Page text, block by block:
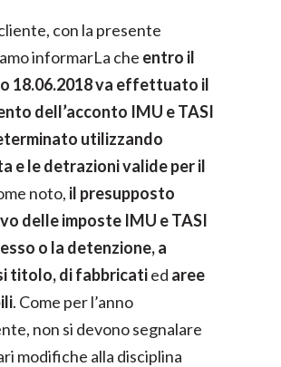
con la presente
informarLa che entro il
18.06.2018 va effettuato il
dell’acconto IMU e TASI
utilizzando
e le detrazioni valide per il
noto, il presupposto
delle imposte IMU e TASI
o la detenzione, a
titolo, di fabbricatied aree
. Come per l’anno
non si devono segnalare
modifiche alla disciplina